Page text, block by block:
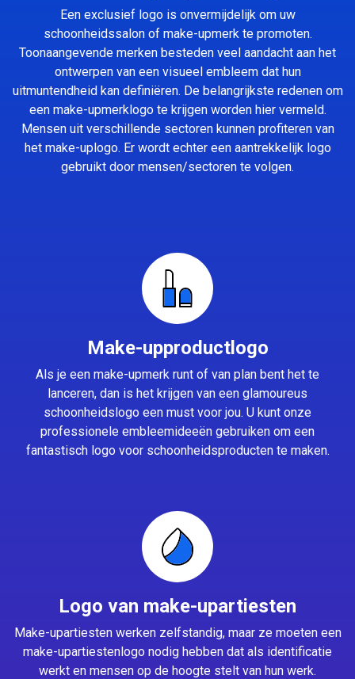
Een exclusief logo is onvermijdelijk om uw
schoonheidssalon of make-upmerk te promoten.
Toonaangevende merken besteden veel aandacht aan het
ontwerpen van een visueel embleem dat hun
uitmuntendheid kan definiëren. De belangrijkste redenen om
een make-upmerklogo te krijgen worden hier vermeld.
Mensen uit verschillende sectoren kunnen profiteren van
het make-uplogo. Er wordt echter een aantrekkelijk logo
gebruikt door mensen/sectoren te volgen.
Make-upproductlogo
Als je een make-upmerk runt of van plan bent het te
lanceren, dan is het krijgen van een glamoureus
schoonheidslogo een must voor jou. U kunt onze
professionele embleemideeën gebruiken om een
fantastisch logo voor schoonheidsproducten te maken.
Logo van make-upartiesten
Make-upartiesten werken zelfstandig, maar ze moeten een
make-upartiestenlogo nodig hebben dat als identificatie
werkt en mensen op de hoogte stelt van hun werk.